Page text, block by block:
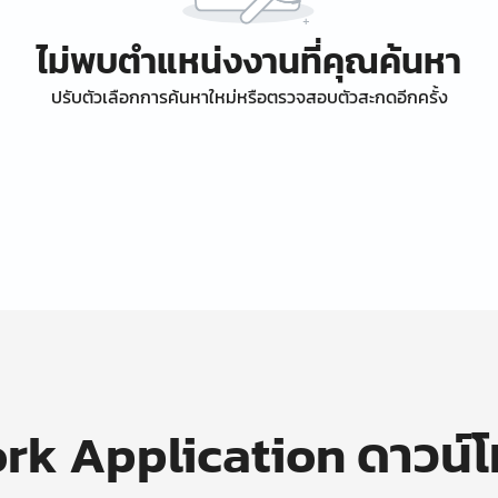
ไม่พบตำแหน่งงานที่คุณค้นหา
ปรับตัวเลือกการค้นหาใหม่หรือตรวจสอบตัวสะกดอีกครั้ง
Application ดาวน์